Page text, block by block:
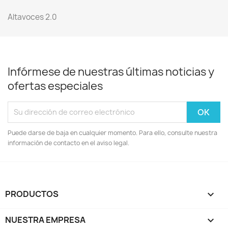
Altavoces 2.0
Infórmese de nuestras últimas noticias y
ofertas especiales
Puede darse de baja en cualquier momento. Para ello, consulte nuestra
información de contacto en el aviso legal.
PRODUCTOS 
NUESTRA EMPRESA 